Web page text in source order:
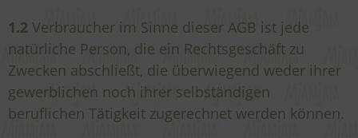
1.2 Verbraucher im Sinne dieser AGB ist jede
natürliche Person, die ein Rechtsgeschäft zu
Zwecken abschließt, die überwiegend weder ihrer
gewerblichen noch ihrer selbständigen
beruflichen Tätigkeit zugerechnet werden können.